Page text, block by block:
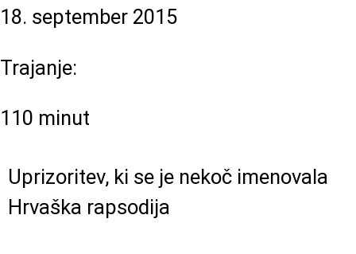
Uprizoritev, ki se je nekoč imenovala
Hrvaška rapsodija
18. september 2015
Trajanje:
110 minut